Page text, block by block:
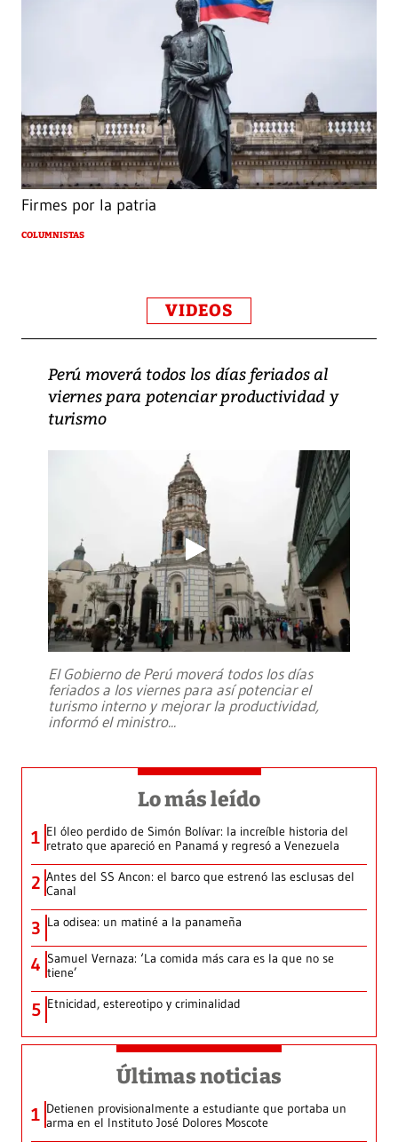
Firmes por la patria
COLUMNISTAS
VIDEOS
Perú moverá todos los días feriados al
viernes para potenciar productividad y
turismo
El Gobierno de Perú moverá todos los días
feriados a los viernes para así potenciar el
turismo interno y mejorar la productividad,
informó el ministro...
Lo más leído
1 El óleo perdido de Simón Bolívar: la increíble historia del
retrato que apareció en Panamá y regresó a Venezuela
2 Antes del SS Ancon: el barco que estrenó las esclusas del
Canal
3 La odisea: un matiné a la panameña
4 Samuel Vernaza: ‘La comida más cara es la que no se
tiene’
5 Etnicidad, estereotipo y criminalidad
Últimas noticias
1 Detienen provisionalmente a estudiante que portaba un
arma en el Instituto José Dolores Moscote